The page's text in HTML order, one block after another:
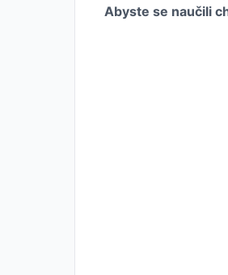
Abyste se naučili